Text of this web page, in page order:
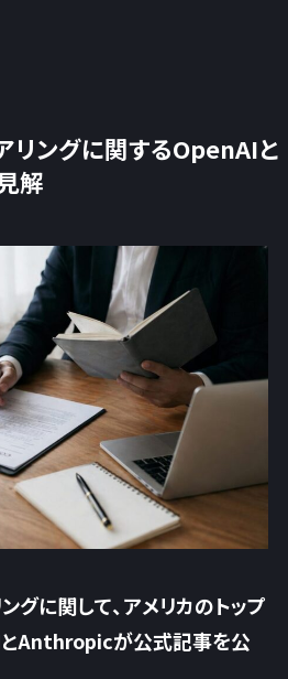
リングに関するOpenAIと
解
グに関して、アメリカのトップ
Anthropicが公式記事を公